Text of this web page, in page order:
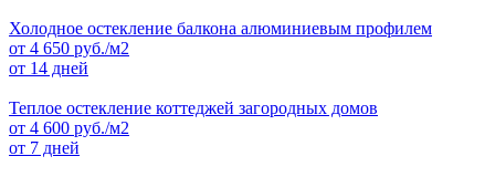
Холодное остекление балкона алюминиевым профилем
от 4 650 руб./м2
от 14 дней
Теплое остекление коттеджей загородных домов
от 4 600 руб./м2
от 7 дней